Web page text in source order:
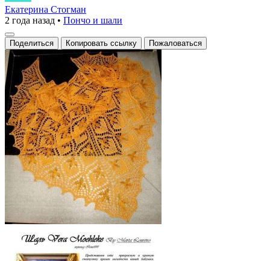
паутинка
для
солнечных
дней
Екатерина Стогман
2 года назад • Пончо и шали
Поделиться Копировать ссылку Пожаловаться